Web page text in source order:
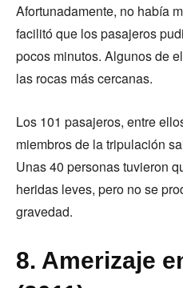
Afortunadamente, no había
facilitó que los pasajeros
pocos minutos. Algunos de
las rocas más cercanas.
Los 101 pasajeros, entre
miembros de la tripulación
Unas 40 personas tuvieron
heridas leves, pero no se
gravedad.
8. Amerizaje